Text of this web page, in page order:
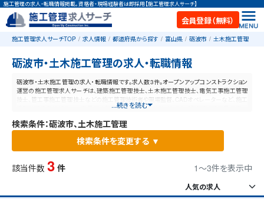
施工管理の求人・転職情報掲載。資格者・現場経験者は即採用【施工管理求人サーチ】
会員登録（無料）
施工管理求人サーチTOP 求人情報 都道府県から探す 富山県 砺波市 土木施工管理
砺波市・土木施工管理の求人・転職情報
砺波市・土木施工管理の求人・転職情報です。求人数3件。オープンアップコンストラクション
運営の施工管理求人サーチは、建築施工管理技士、土木施工管理技士、電気工事施工管理
技士、管工事施工管理技士などの施工管理技術者や現場監督、CADオペレーターなど、施工
管理と建設業に特化した業界最大規模の求人ポータルサイトです。【毎日更新】業界最高水
...続きを読む
検索条件：砺波市、土木施工管理
検索条件を変更する ▼
該当件数 3 件 1〜3件を表示中